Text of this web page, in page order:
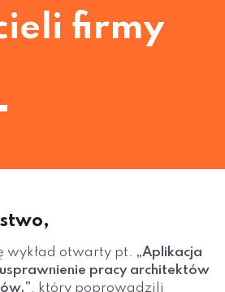
firmy
wykład otwarty pt. „Aplikacja
pracy architektów
, który poprowadzili